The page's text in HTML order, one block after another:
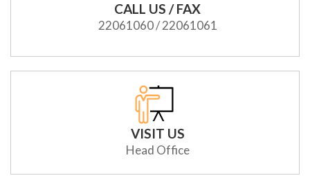
CALL US / FAX
22061060 / 22061061
VISIT US
Head Office